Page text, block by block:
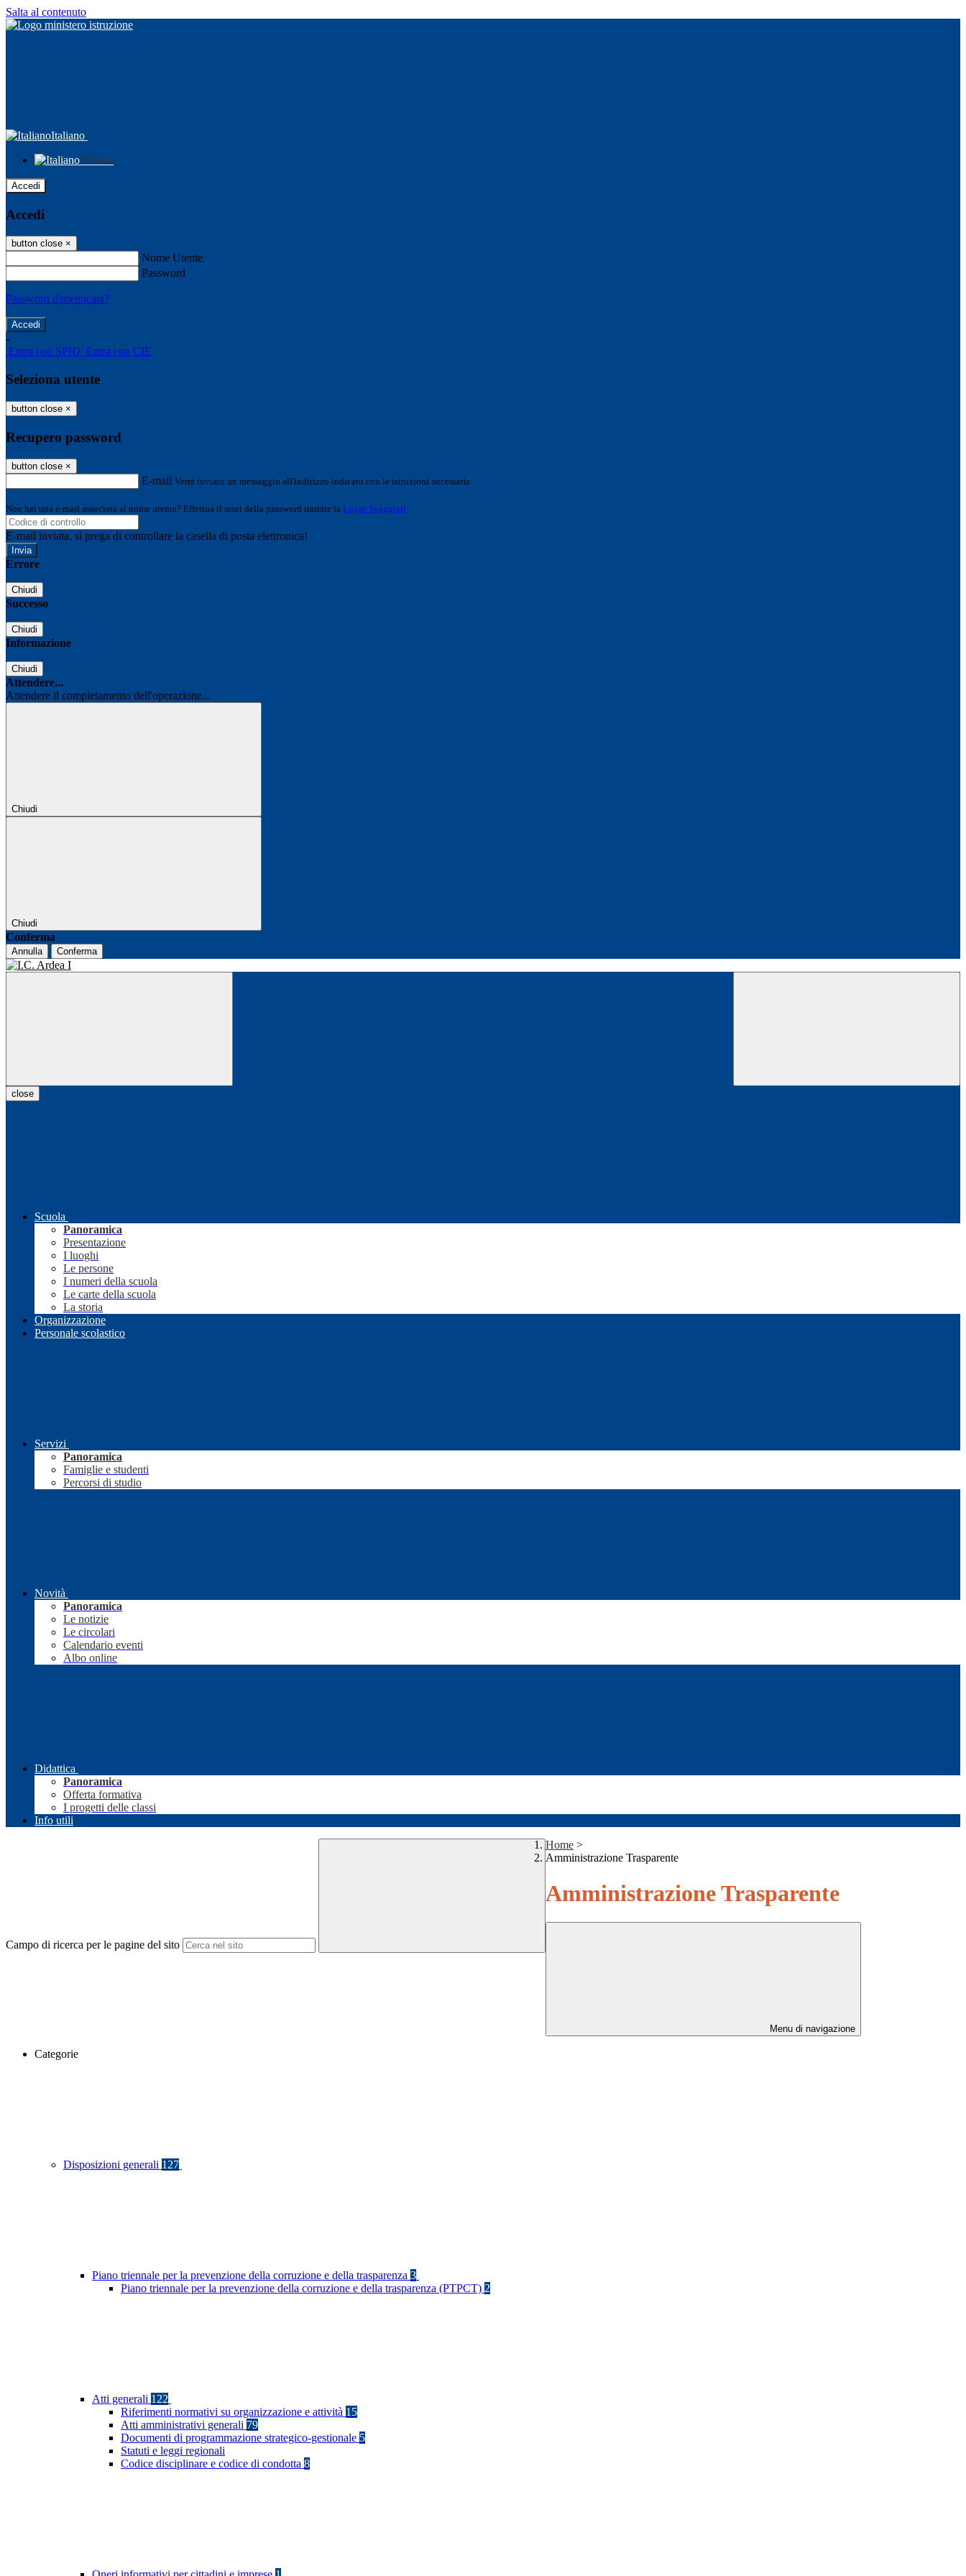
Salta al contenuto
Italiano
Italiano
Accedi
Accedi
button close ×
Nome Utente
Password
Password dimenticata?
-
Entra con SPID Entra con CIE
Seleziona utente
button close ×
Recupero password
button close ×
E-mail Verrà inviato un messaggio all'indirizzo indicato con le istruzioni necessarie.
Non hai una e-mail associata al nome utente? Effettua il reset della password tramite la Login Spaggiari
E-mail inviata, si prega di controllare la casella di posta elettronica!
Errore
Chiudi
Successo
Chiudi
Informazione
Chiudi
Attendere...
Attendere il completamento dell'operazione...
Chiudi
Chiudi
Conferma
Annulla Conferma
close
Scuola
Panoramica
Presentazione
I luoghi
Le persone
I numeri della scuola
Le carte della scuola
La storia
Organizzazione
Personale scolastico
Servizi
Panoramica
Famiglie e studenti
Percorsi di studio
Novità
Panoramica
Le notizie
Le circolari
Calendario eventi
Albo online
Didattica
Panoramica
Offerta formativa
I progetti delle classi
Info utili
Campo di ricerca per le pagine del sito
Home >
Amministrazione Trasparente
Amministrazione Trasparente
Menu di navigazione
Categorie
Disposizioni generali 127
Piano triennale per la prevenzione della corruzione e della trasparenza 3
Piano triennale per la prevenzione della corruzione e della trasparenza (PTPCT) 2
Atti generali 122
Riferimenti normativi su organizzazione e attività 15
Atti amministrativi generali 79
Documenti di programmazione strategico-gestionale 5
Statuti e leggi regionali
Codice disciplinare e codice di condotta 8